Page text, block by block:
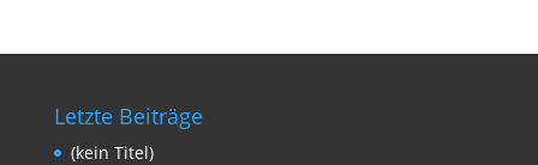
Letzte Beiträge
(kein Titel)